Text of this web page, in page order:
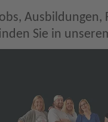
Ausbildungen,
Sie in